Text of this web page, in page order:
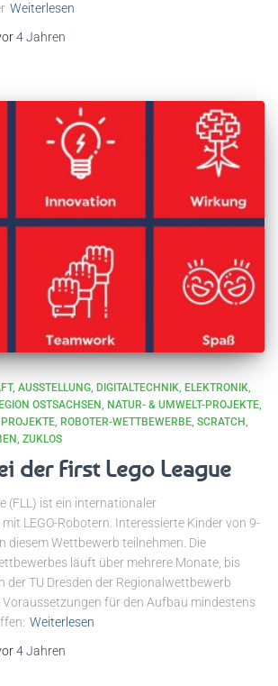
Weiterlesen
4 Jahren
AUSSTELLUNG DIGITALTECHNIK ELEKTRONIK
OSTSACHSEN
NATUR- & UMWELT-PROJEKTE
PROJEKTE ROBOTER-WETTBEWERBE SCRATCH
ZUKLOS
der First Lego League
(FLL) ist ein internationaler
LEGO-Robotern. Interessierte Kinder von 9-
diesem Wettbewerb teilnehmen. Die
läuft über mehrere Monate, bis
der TU Dresden der Regionalwettbewerb
für den Aufbau mindestens
Weiterlesen
4 Jahren